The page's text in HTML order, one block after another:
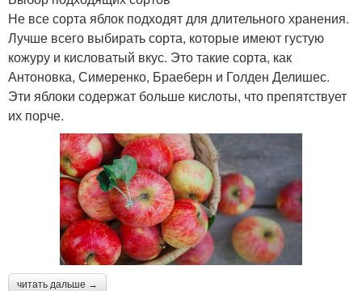
Не все сорта яблок подходят для длительного хранения.
Лучше всего выбирать сорта, которые имеют густую
кожуру и кисловатый вкус. Это такие сорта, как
Антоновка, Симеренко, Браеберн и Голден Делишес.
Эти яблоки содержат больше кислоты, что препятствует
их порче.
читать дальше →